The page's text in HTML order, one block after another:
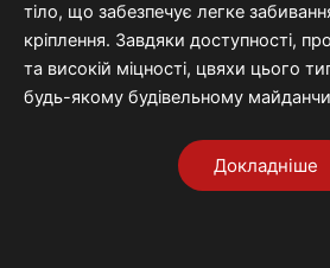
тіло, що забезпечує легке
кріплення. Завдяки доступності,
та високій міцності, цвяхи цього
будь-якому будівельному
Докладніше